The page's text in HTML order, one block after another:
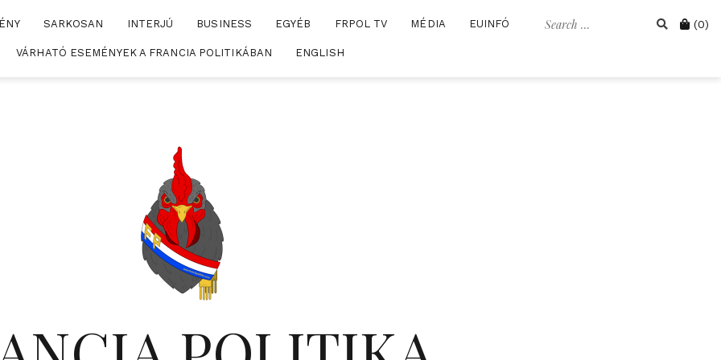
Search Cart
(0)
SARKOSAN INTERJÚ BUSINESS EGYÉB FRPOL TV MÉDIA EUINFÓ
VÁRHATÓ ESEMÉNYEK A FRANCIA POLITIKÁBAN ENGLISH